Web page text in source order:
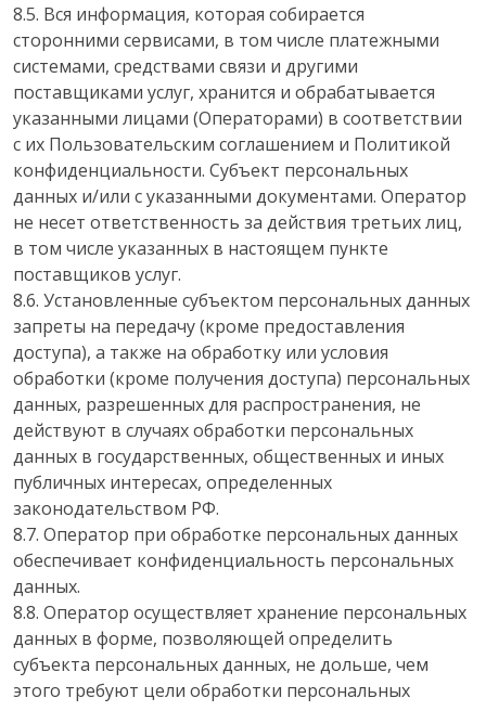
8.5. Вся информация, которая собирается
сторонними сервисами, в том числе платежными
системами, средствами связи и другими
поставщиками услуг, хранится и обрабатывается
указанными лицами (Операторами) в соответствии
с их Пользовательским соглашением и Политикой
конфиденциальности. Субъект персональных
данных и/или с указанными документами. Оператор
не несет ответственность за действия третьих лиц,
в том числе указанных в настоящем пункте
поставщиков услуг.
8.6. Установленные субъектом персональных данных
запреты на передачу (кроме предоставления
доступа), а также на обработку или условия
обработки (кроме получения доступа) персональных
данных, разрешенных для распространения, не
действуют в случаях обработки персональных
данных в государственных, общественных и иных
публичных интересах, определенных
законодательством РФ.
8.7. Оператор при обработке персональных данных
обеспечивает конфиденциальность персональных
данных.
8.8. Оператор осуществляет хранение персональных
данных в форме, позволяющей определить
субъекта персональных данных, не дольше, чем
этого требуют цели обработки персональных